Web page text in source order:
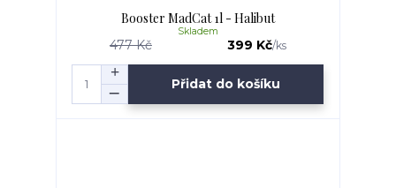
Booster MadCat 1l - Halibut
477 Kč 399 Kč/ks
Skladem
Přidat do košíku